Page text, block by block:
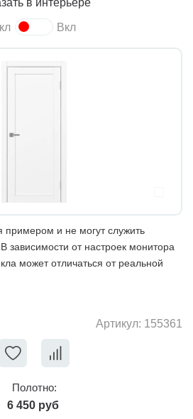
в интерьере
Вкл
примером и не могут служить
зависимости от настроек монитора
может отличаться от реальной
Артикул: 155361
Полотно:
6 450 руб